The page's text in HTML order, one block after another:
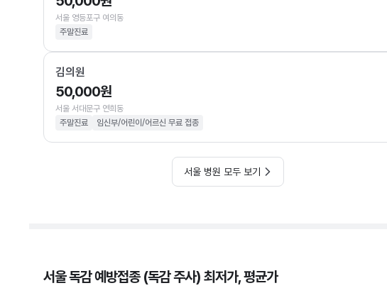
서울 영등포구 여의동
주말진료
김의원
50,000원
서울 서대문구 연희동
주말진료
임신부/어린이/어르신 무료 접종
서울 병원 모두 보기
서울 독감 예방접종 (독감 주사) 최저가, 평균가